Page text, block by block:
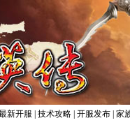
新开服 技术攻略| 开服发布| 家